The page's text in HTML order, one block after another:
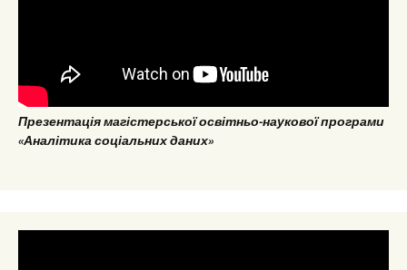
Презентація магістерської освітньо-наукової програми
«Аналітика соціальних даних»